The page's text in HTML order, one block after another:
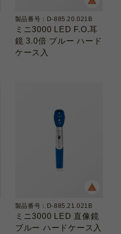
製品番号：D-885.20.021B
ミニ3000 LED F.O.耳
鏡 3.0倍 ブルー ハード
ケース入
製品番号：D-885.21.021B
ミニ3000 LED 直像鏡
ブルー ハードケース入